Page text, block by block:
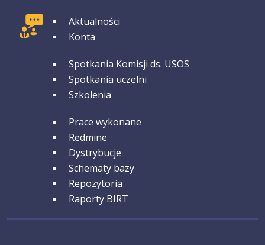
GRUPA 1Aktualności
Konta
GRUPA 2Spotkania Komisji ds. USOS
Spotkania uczelni
Szkolenia
GRUPA 3Prace wykonane
Redmine
Dystrybucje
Schematy bazy
Repozytoria
Raporty BIRT